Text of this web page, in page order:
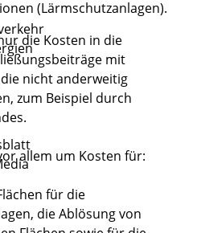
(Lärmschutzanlagen).
die Kosten in die
mit
nicht anderweitig
zum Beispiel durch
allem um Kosten für:
für die
die Ablösung von